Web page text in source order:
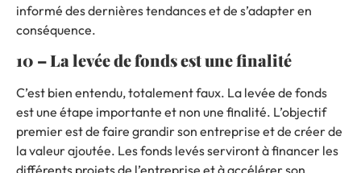
informé des dernières tendances et de s’adapter en
conséquence.
10 – La levée de fonds est une finalité
C’est bien entendu, totalement faux. La levée de fonds
est une étape importante et non une finalité. L’objectif
premier est de faire grandir son entreprise et de créer de
la valeur ajoutée. Les fonds levés serviront à financer les
différents projets de l’entreprise et à accélérer son